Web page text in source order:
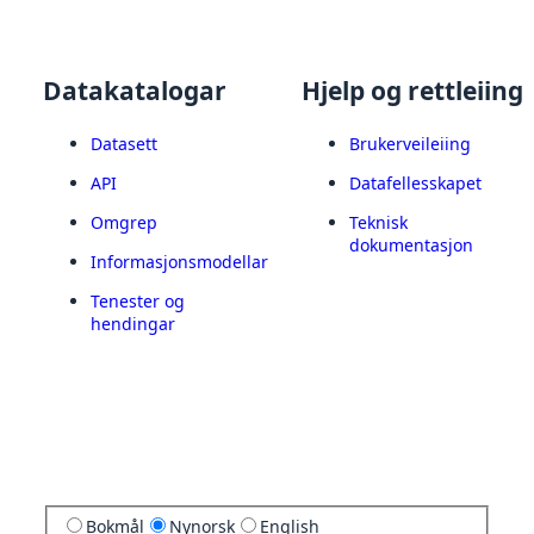
Datakatalogar
Datasett
API
Omgrep
Informasjonsmodellar
Tenester og
hendingar
Hjelp og rettleiing
Brukerveileiing
Datafellesskapet
Teknisk
dokumentasjon
Bokmål Nynorsk English